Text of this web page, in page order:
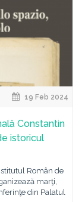
19 Feb 2024
Constantin
istoricul
Român de
marţi,
din Palatul